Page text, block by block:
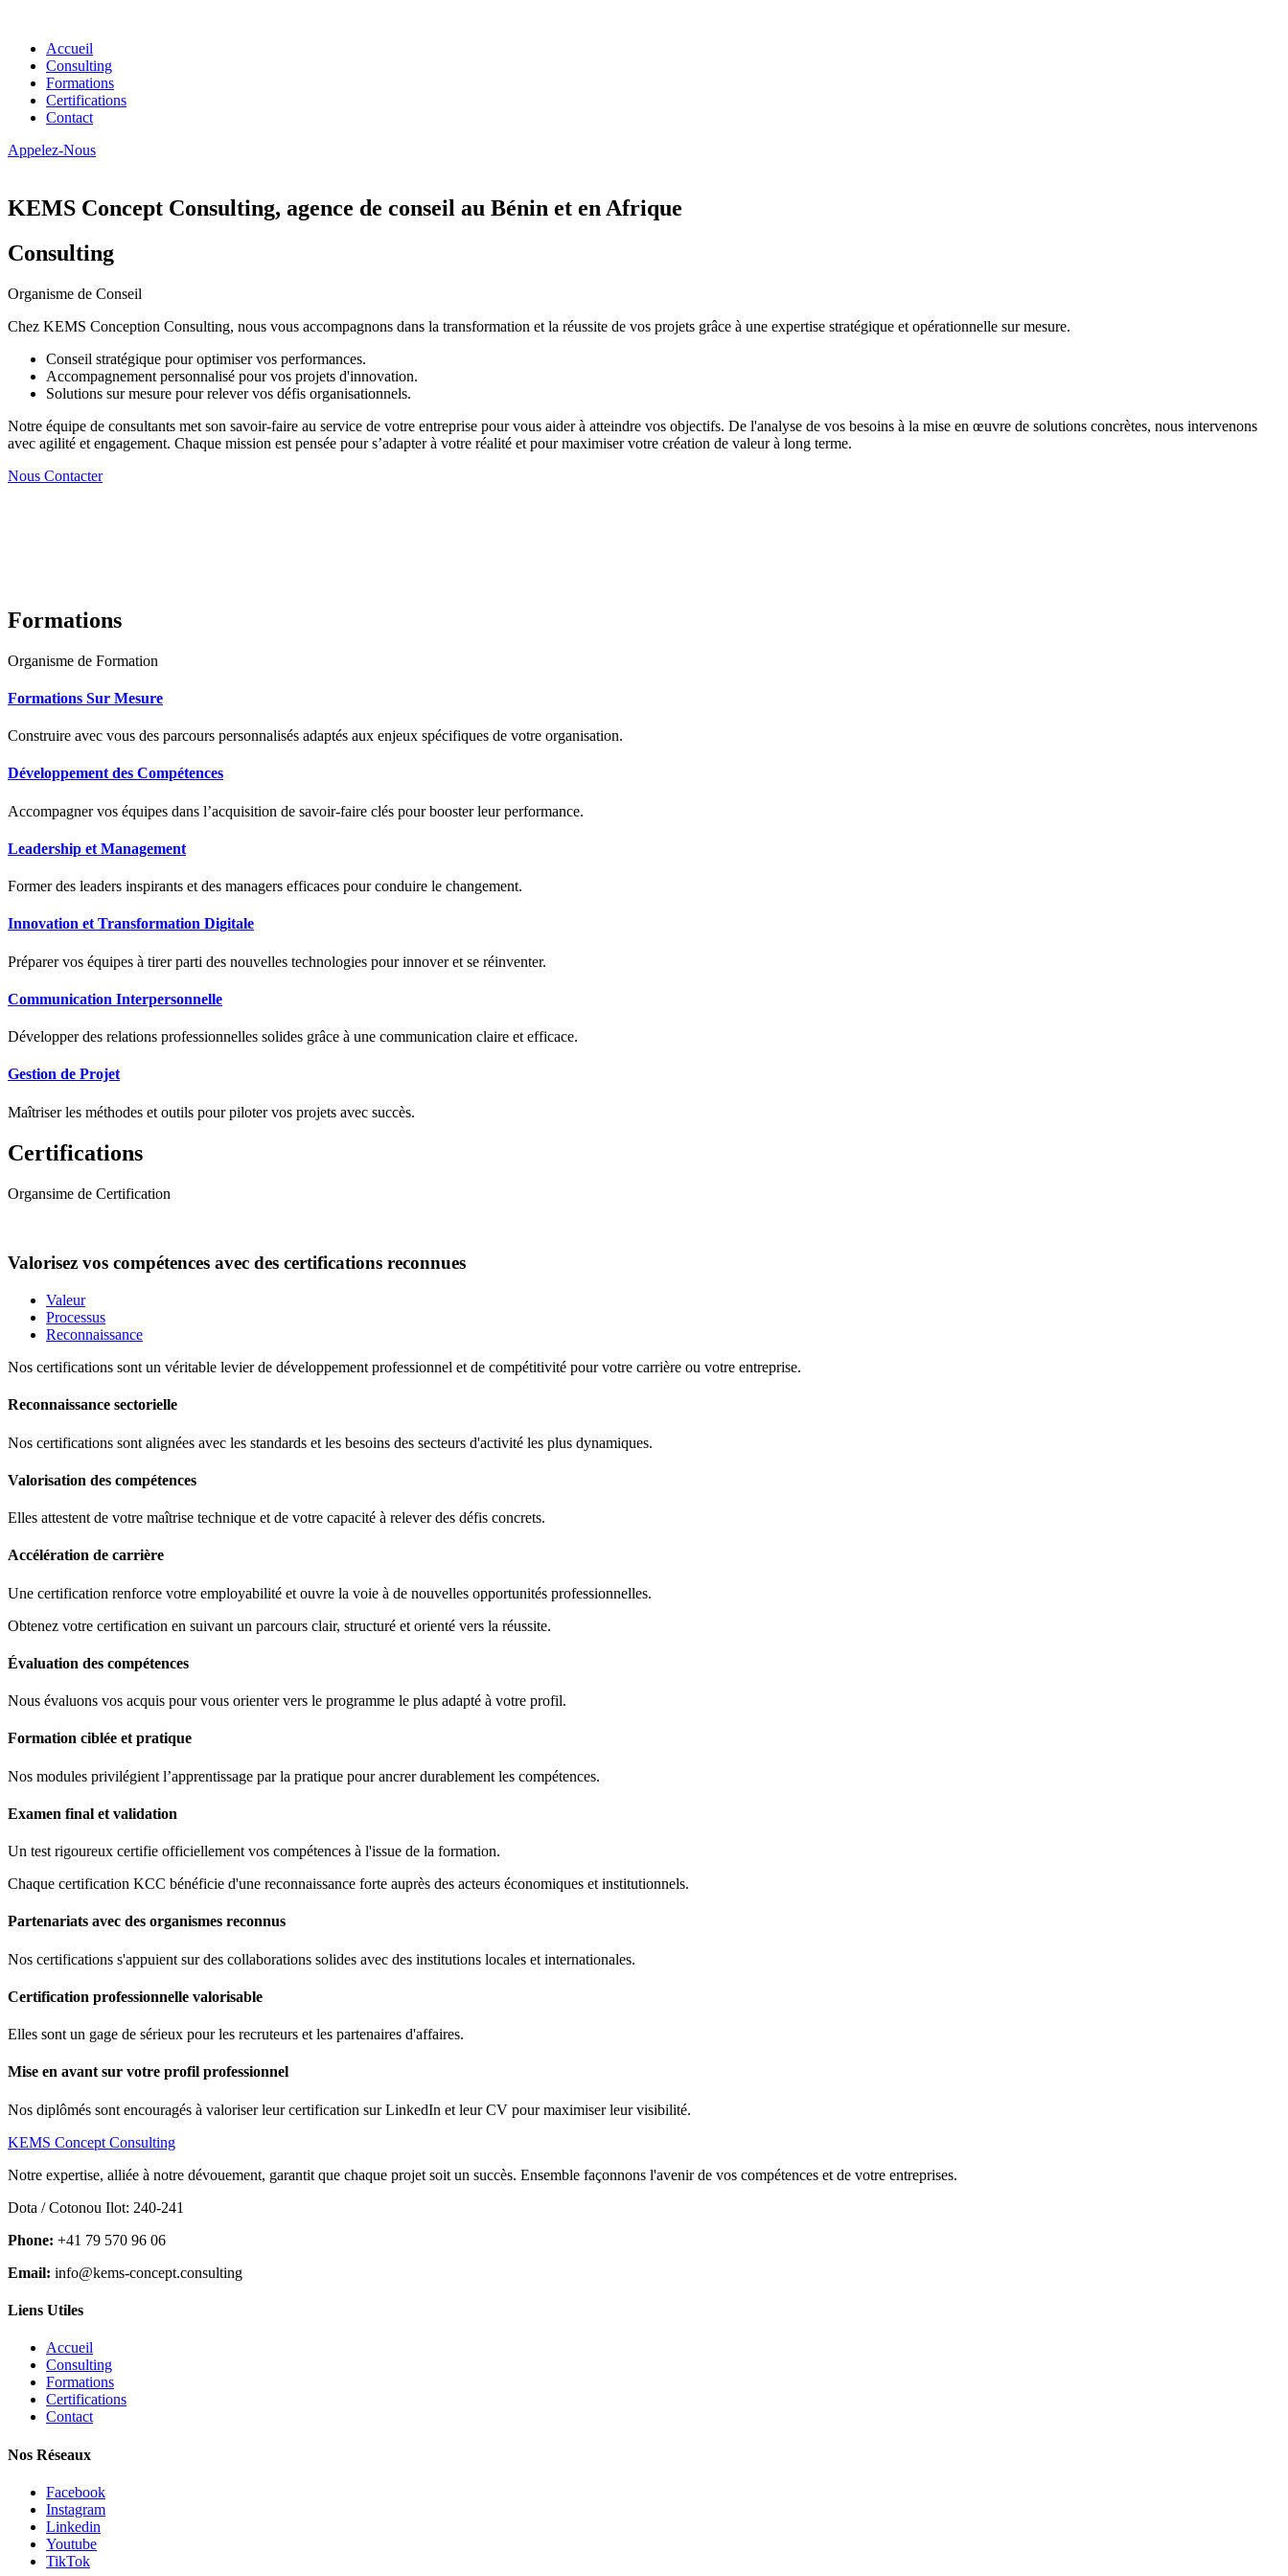
Accueil
Consulting
Formations
Certifications
Contact
Appelez-Nous
KEMS Concept Consulting, agence de conseil au Bénin et en Afrique
Consulting
Organisme de Conseil
Chez KEMS Conception Consulting, nous vous accompagnons dans la transformation et la réussite de vos projets grâce à une expertise stratégique et opérationnelle sur mesure.
Conseil stratégique pour optimiser vos performances.
Accompagnement personnalisé pour vos projets d'innovation.
Solutions sur mesure pour relever vos défis organisationnels.
Notre équipe de consultants met son savoir-faire au service de votre entreprise pour vous aider à atteindre vos objectifs. De l'analyse de vos besoins à la mise en œuvre de solutions concrètes, nous intervenons
avec agilité et engagement. Chaque mission est pensée pour s’adapter à votre réalité et pour maximiser votre création de valeur à long terme.
Nous Contacter
Formations
Organisme de Formation
Formations Sur Mesure
Construire avec vous des parcours personnalisés adaptés aux enjeux spécifiques de votre organisation.
Développement des Compétences
Accompagner vos équipes dans l’acquisition de savoir-faire clés pour booster leur performance.
Leadership et Management
Former des leaders inspirants et des managers efficaces pour conduire le changement.
Innovation et Transformation Digitale
Préparer vos équipes à tirer parti des nouvelles technologies pour innover et se réinventer.
Communication Interpersonnelle
Développer des relations professionnelles solides grâce à une communication claire et efficace.
Gestion de Projet
Maîtriser les méthodes et outils pour piloter vos projets avec succès.
Certifications
Organsime de Certification
Valorisez vos compétences avec des certifications reconnues
Valeur
Processus
Reconnaissance
Nos certifications sont un véritable levier de développement professionnel et de compétitivité pour votre carrière ou votre entreprise.
Reconnaissance sectorielle
Nos certifications sont alignées avec les standards et les besoins des secteurs d'activité les plus dynamiques.
Valorisation des compétences
Elles attestent de votre maîtrise technique et de votre capacité à relever des défis concrets.
Accélération de carrière
Une certification renforce votre employabilité et ouvre la voie à de nouvelles opportunités professionnelles.
Obtenez votre certification en suivant un parcours clair, structuré et orienté vers la réussite.
Évaluation des compétences
Nous évaluons vos acquis pour vous orienter vers le programme le plus adapté à votre profil.
Formation ciblée et pratique
Nos modules privilégient l’apprentissage par la pratique pour ancrer durablement les compétences.
Examen final et validation
Un test rigoureux certifie officiellement vos compétences à l'issue de la formation.
Chaque certification KCC bénéficie d'une reconnaissance forte auprès des acteurs économiques et institutionnels.
Partenariats avec des organismes reconnus
Nos certifications s'appuient sur des collaborations solides avec des institutions locales et internationales.
Certification professionnelle valorisable
Elles sont un gage de sérieux pour les recruteurs et les partenaires d'affaires.
Mise en avant sur votre profil professionnel
Nos diplômés sont encouragés à valoriser leur certification sur LinkedIn et leur CV pour maximiser leur visibilité.
KEMS Concept Consulting
Notre expertise, alliée à notre dévouement, garantit que chaque projet soit un succès. Ensemble façonnons l'avenir de vos compétences et de votre entreprises.
Dota / Cotonou Ilot: 240-241
Phone: +41 79 570 96 06
Email: info@kems-concept.consulting
Liens Utiles
Accueil
Consulting
Formations
Certifications
Contact
Nos Réseaux
Facebook
Instagram
Linkedin
Youtube
TikTok